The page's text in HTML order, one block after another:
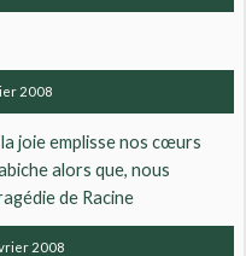
2008
joie emplisse nos cœurs
alors que, nous
de Racine
2008